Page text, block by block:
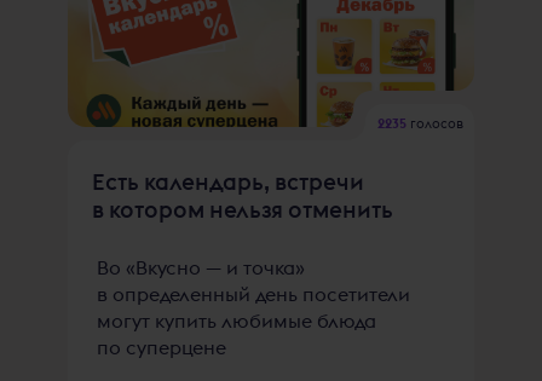
2235 голосов
Есть календарь, встречи
в котором нельзя отменить
Во «Вкусно — и точка»
в определенный день посетители
могут купить любимые блюда
по суперцене